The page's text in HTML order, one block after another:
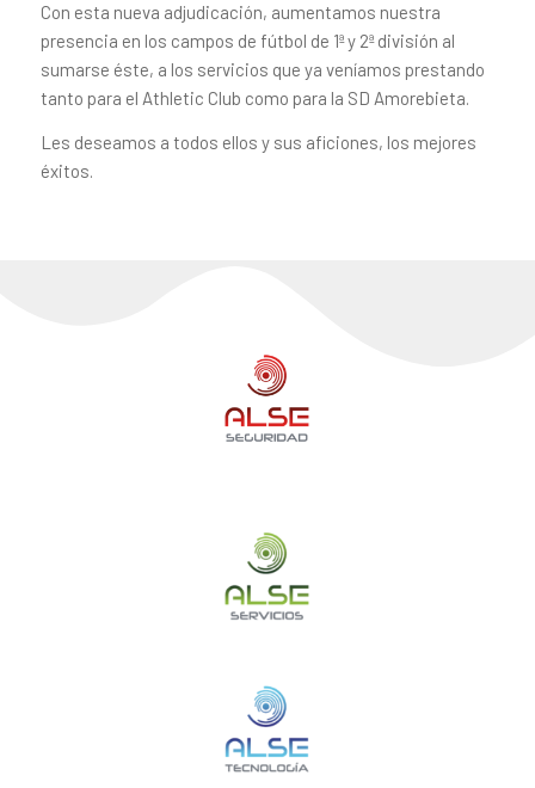
Con esta nueva adjudicación, aumentamos nuestra
presencia en los campos de fútbol de 1ª y 2ª división al
sumarse éste, a los servicios que ya veníamos prestando
tanto para el Athletic Club como para la SD Amorebieta.
Les deseamos a todos ellos y sus aficiones, los mejores
éxitos.